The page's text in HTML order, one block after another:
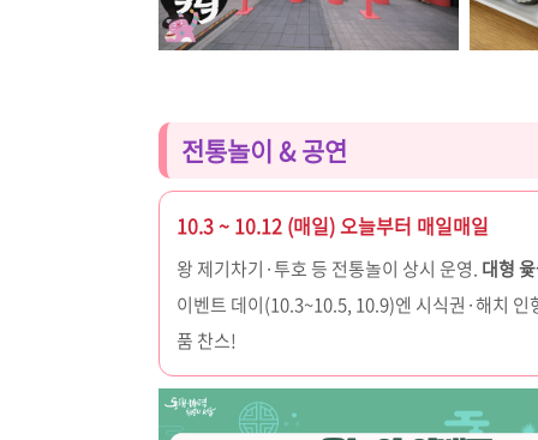
전통놀이 & 공연
10.3 ~ 10.12 (매일) 오늘부터 매일매일
왕 제기차기·투호 등 전통놀이 상시 운영. 대형
이벤트 데이(10.3~10.5, 10.9)엔 시식권·해치 인
품 찬스!